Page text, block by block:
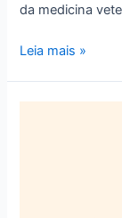
da medicina
Fisioterapia:
Leia mais »